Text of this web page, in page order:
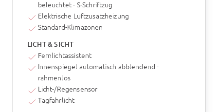
beleuchtet - S-Schriftzug
Elektrische Luftzusatzheizung
Standard-Klimazonen
LICHT & SICHT
Fernlichtassistent
Innenspiegel automatisch abblendend -
rahmenlos
Licht-/Regensensor
Tagfahrlicht